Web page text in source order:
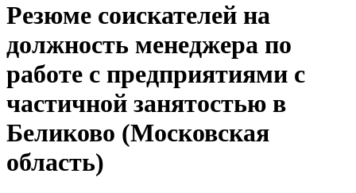
Резюме соискателей на
должность менеджера по
работе с предприятиями с
частичной занятостью в
Беликово (Московская
область)